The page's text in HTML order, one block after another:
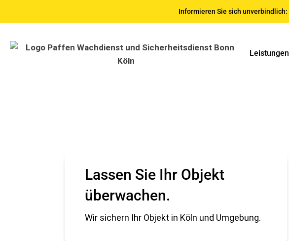
Informieren Sie sich unverbindlich:
Leistungen
Lassen Sie Ihr Objekt
überwachen.
Wir sichern Ihr Objekt in Köln und Umgebung.